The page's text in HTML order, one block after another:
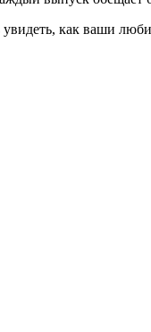
как ваши